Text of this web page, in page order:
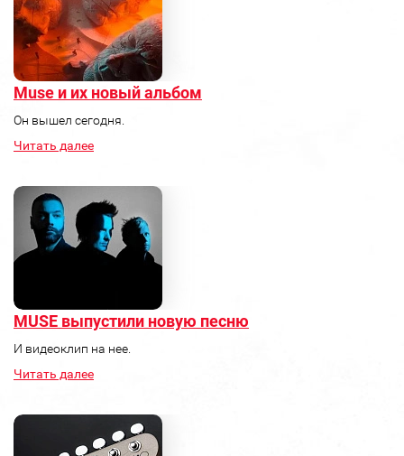
Muse и их новый альбом
Он вышел сегодня.
Читать далее
MUSE выпустили новую песню
И видеоклип на нее.
Читать далее